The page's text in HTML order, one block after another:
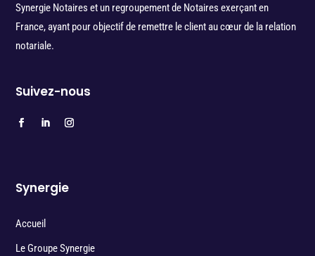
Synergie Notaires et un regroupement de Notaires exerçant en
France, ayant pour objectif de remettre le client au cœur de la relation
notariale.
Suivez-nous
Synergie
Accueil
Le Groupe Synergie